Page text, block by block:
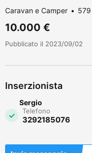
Caravan e Camper
10.000 €
Pubblicato il 2023/09/02
Inserzionista
Sergio
Telefono
3292185076